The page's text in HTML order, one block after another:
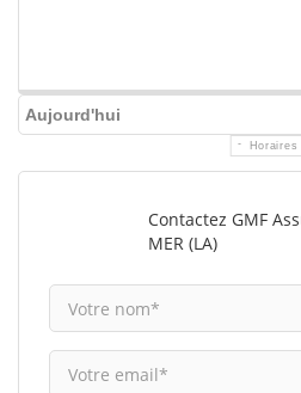
Aujourd'hui
Horaires
Contactez GMF
MER (LA)